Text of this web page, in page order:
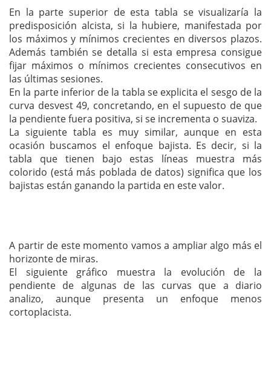
En la parte superior de esta tabla se visualizaría la
predisposición alcista, si la hubiere, manifestada por
los máximos y mínimos crecientes en diversos plazos.
Además también se detalla si esta empresa consigue
fijar máximos o mínimos crecientes consecutivos en
las últimas sesiones.
En la parte inferior de la tabla se explicita el sesgo de la
curva desvest 49, concretando, en el supuesto de que
la pendiente fuera positiva, si se incrementa o suaviza.
La siguiente tabla es muy similar, aunque en esta
ocasión buscamos el enfoque bajista. Es decir, si la
tabla que tienen bajo estas líneas muestra más
colorido (está más poblada de datos) significa que los
bajistas están ganando la partida en este valor.
A partir de este momento vamos a ampliar algo más el
horizonte de miras.
El siguiente gráfico muestra la evolución de la
pendiente de algunas de las curvas que a diario
analizo, aunque presenta un enfoque menos
cortoplacista.